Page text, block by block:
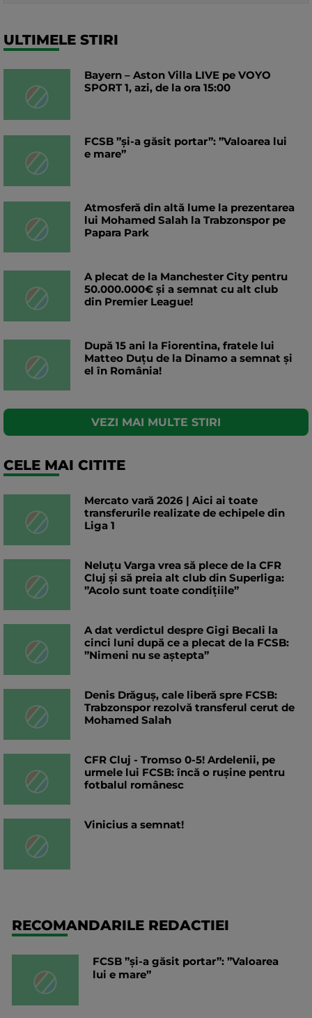
ULTIMELE STIRI
Bayern – Aston Villa LIVE pe VOYO
SPORT 1, azi, de la ora 15:00
FCSB ”și-a găsit portar”: ”Valoarea lui
e mare”
Atmosferă din altă lume la prezentarea
lui Mohamed Salah la Trabzonspor pe
Papara Park
A plecat de la Manchester City pentru
50.000.000€ și a semnat cu alt club
din Premier League!
După 15 ani la Fiorentina, fratele lui
Matteo Duțu de la Dinamo a semnat și
el în România!
VEZI MAI MULTE STIRI
CELE MAI CITITE
Mercato vară 2026 | Aici ai toate
transferurile realizate de echipele din
Liga 1
Neluțu Varga vrea să plece de la CFR
Cluj și să preia alt club din Superliga:
”Acolo sunt toate condițiile”
A dat verdictul despre Gigi Becali la
cinci luni după ce a plecat de la FCSB:
”Nimeni nu se aștepta”
Denis Drăguș, cale liberă spre FCSB:
Trabzonspor rezolvă transferul cerut de
Mohamed Salah
CFR Cluj - Tromso 0-5! Ardelenii, pe
urmele lui FCSB: încă o rușine pentru
fotbalul românesc
Vinicius a semnat!
RECOMANDARILE REDACTIEI
FCSB ”și-a găsit portar”: ”Valoarea
lui e mare”